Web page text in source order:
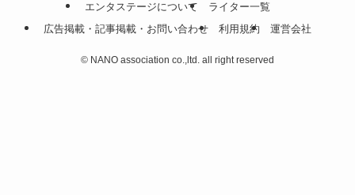
エンタステージについて
ライター一覧
広告掲載・記事掲載・お問い合わせ
利用規約 運営会社
© NANO association co.,ltd. all right reserved